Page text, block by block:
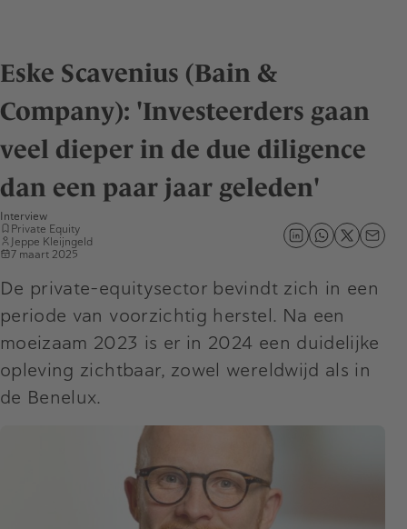
Eske Scavenius (Bain &
Company): 'Investeerders gaan
veel dieper in de due diligence
dan een paar jaar geleden'
Interview
Private Equity
Jeppe Kleijngeld
7 maart 2025
De private-equitysector bevindt zich in een
periode van voorzichtig herstel. Na een
moeizaam 2023 is er in 2024 een duidelijke
opleving zichtbaar, zowel wereldwijd als in
de Benelux.